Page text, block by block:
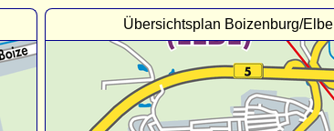
Übersichtsplan Boizenburg/Elbe